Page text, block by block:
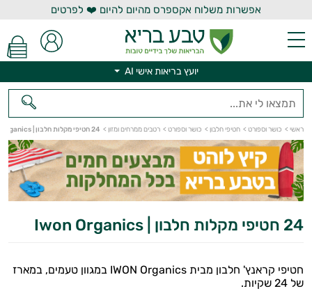
אפשרות משלוח אקספרס מהיום להיום ❤️ לפרטים
יועץ בריאות אישי AI
ראשי > כושר וספורט > חטיפי חלבון > כושר וספורט > רטבים ממרחים ומזון > 24 חטיפי מקלות חלבון | Iwon Organics
24 חטיפי מקלות חלבון | Iwon Organics
חטיפי קראנץ' חלבון מבית IWON Organics במגוון טעמים, במארז
של 24 שקיות.
יועץ בריאות אישי AI